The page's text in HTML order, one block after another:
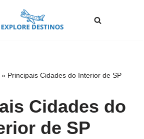
» Principais Cidades do Interior de SP
Cidades do
de SP